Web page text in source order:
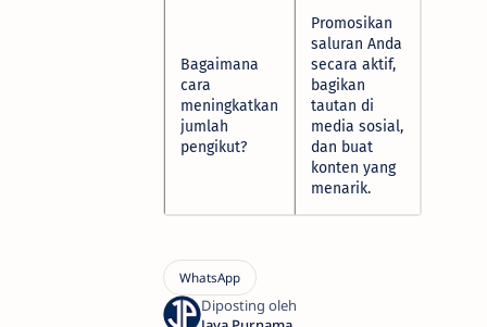
Bagaimana
cara
meningkatkan
jumlah
pengikut?
Promosikan
saluran Anda
secara aktif,
bagikan
tautan di
media sosial,
dan buat
konten yang
menarik.